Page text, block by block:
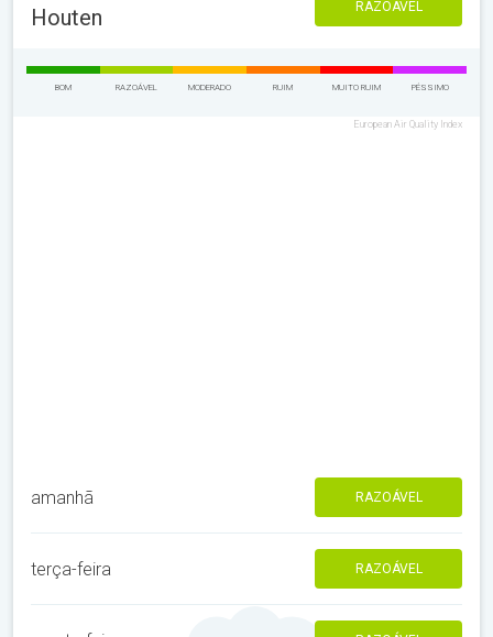
Houten RAZOÁVEL
BOM RAZOÁVEL MODERADO RUIM MUITO RUIM PÉSSIMO
European Air Quality Index
amanhã RAZOÁVEL
terça-feira RAZOÁVEL